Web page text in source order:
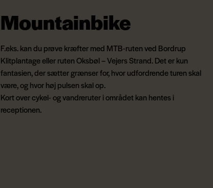
Mountainbike
F.eks. kan du prøve kræfter med MTB-ruten ved Bordrup
Klitplantage eller ruten Oksbøl – Vejers Strand. Det er kun
fantasien, der sætter grænser for, hvor udfordrende turen skal
være, og hvor høj pulsen skal op.
Kort over cykel- og vandreruter i området kan hentes i
receptionen.